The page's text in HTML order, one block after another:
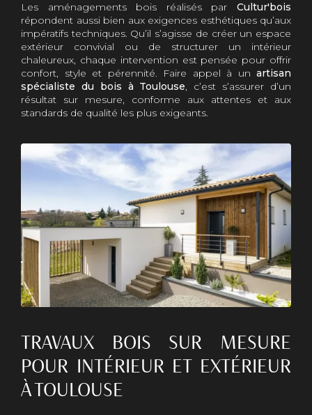
Les aménagements bois réalisés par Cultur'bois
répondent aussi bien aux exigences esthétiques qu’aux
impératifs techniques. Qu’il s’agisse de créer un espace
extérieur convivial ou de structurer un intérieur
chaleureux, chaque intervention est pensée pour offrir
confort, style et pérennité. Faire appel à un artisan
spécialiste du bois à Toulouse, c’est s’assurer d’un
résultat sur mesure, conforme aux attentes et aux
standards de qualité les plus exigeants.
TRAVAUX BOIS SUR MESURE
POUR INTÉRIEUR ET EXTÉRIEUR
À TOULOUSE